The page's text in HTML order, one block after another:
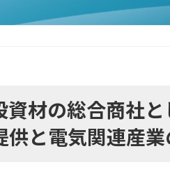
資材の総合商社と
と電気関連産業